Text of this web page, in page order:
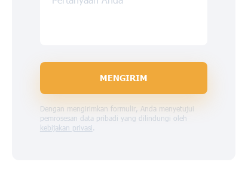
MENGIRIM
Dengan mengirimkan formulir, Anda menyetujui
pemrosesan data pribadi yang dilindungi oleh
kebijakan privasi.